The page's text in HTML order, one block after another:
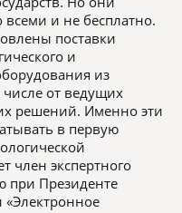
всеми и не бесплатно.
поставки
и
из
от ведущих
решений. Именно эти
в первую
член экспертного
при Президенте
«Электронное